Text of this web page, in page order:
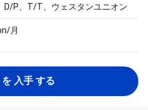
D/P、T/T、ウェスタンユニオン
月
入手 する